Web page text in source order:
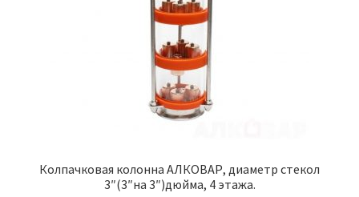
Колпачковая колонна АЛКОВАР, диаметр стекол
3″(3″на 3″)дюйма, 4 этажа.